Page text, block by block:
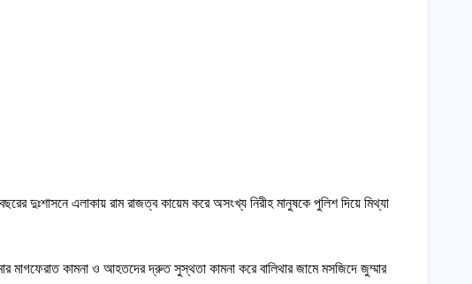
দুঃশাসনে এলাকায় রাম রাজত্ব কায়েম করে অসংখ্য নিরীহ মানুষকে পুলিশ দিয়ে মিথ্যা
মাগফেরাত কামনা ও আহতদের দ্রুত সুস্থতা কামনা করে বালিথার জামে মসজিদে জুম্মার